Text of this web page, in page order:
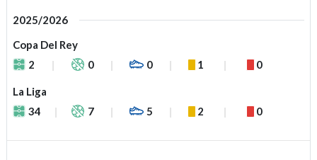
2025/2026
Copa Del Rey
2
0 0 1 0
La Liga
34
7 5 2 0